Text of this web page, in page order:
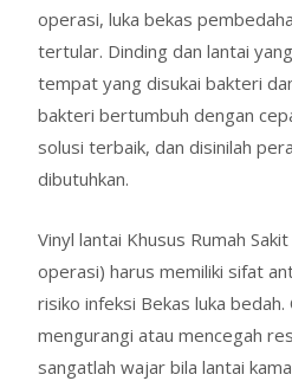
operasi, luka bekas
tertular. Dinding dan lantai
tempat yang disukai bakteri
bakteri bertumbuh dengan
solusi terbaik, dan disinilah
dibutuhkan.
Vinyl lantai Khusus Rumah
operasi) harus memiliki sifat
risiko infeksi Bekas luka
mengurangi atau mencegah
sangatlah wajar bila lantai